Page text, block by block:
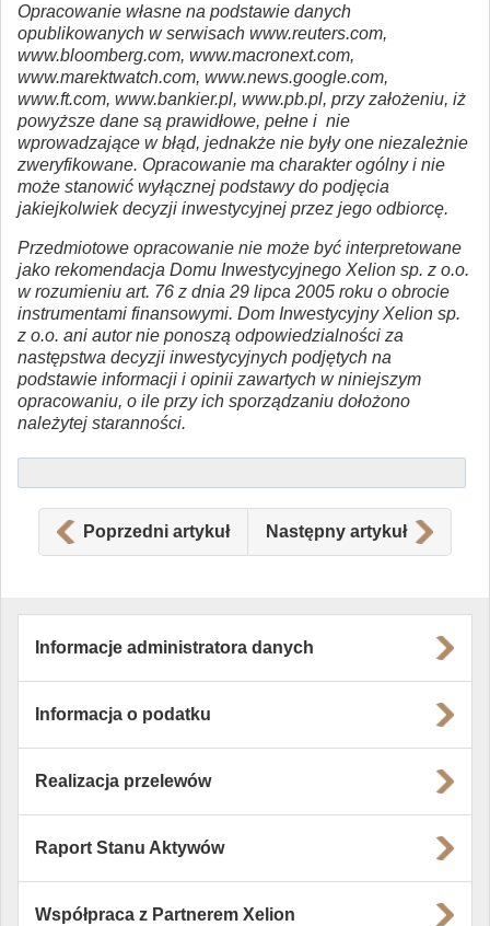
Opracowanie własne na podstawie danych
opublikowanych w serwisach www.reuters.com,
www.bloomberg.com, www.macronext.com,
www.marektwatch.com, www.news.google.com,
www.ft.com, www.bankier.pl, www.pb.pl, przy założeniu, iż
powyższe dane są prawidłowe, pełne i nie
wprowadzające w błąd, jednakże nie były one niezależnie
zweryfikowane. Opracowanie ma charakter ogólny i nie
może stanowić wyłącznej podstawy do podjęcia
jakiejkolwiek decyzji inwestycyjnej przez jego odbiorcę.
Przedmiotowe opracowanie nie może być interpretowane
jako rekomendacja Domu Inwestycyjnego Xelion sp. z o.o.
w rozumieniu art. 76 z dnia 29 lipca 2005 roku o obrocie
instrumentami finansowymi. Dom Inwestycyjny Xelion sp.
z o.o. ani autor nie ponoszą odpowiedzialności za
następstwa decyzji inwestycyjnych podjętych na
podstawie informacji i opinii zawartych w niniejszym
opracowaniu, o ile przy ich sporządzaniu dołożono
należytej staranności.
Poprzedni artykuł Następny artykuł
Informacje administratora danych
Informacja o podatku
Realizacja przelewów
Raport Stanu Aktywów
Współpraca z Partnerem Xelion